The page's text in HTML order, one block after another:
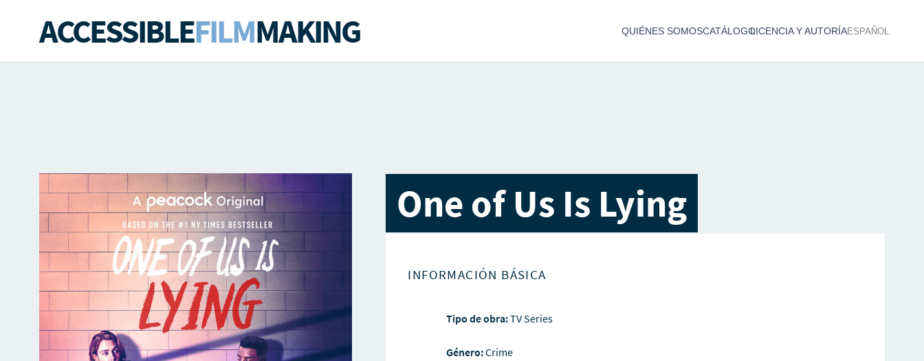
ACCESSIBLEFILMMAKING QUIÉNES SOMOSCATÁLOGOLICENCIA Y AUTORÍAESPAÑOL
One of Us Is Lying
INFORMACIÓN BÁSICA
Tipo de obra:TV Series
Género:Crime